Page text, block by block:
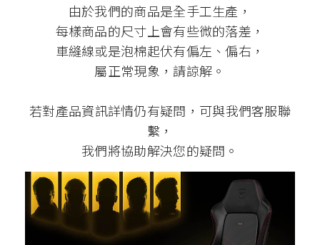
由於我們的商品是全手工生產，
每樣商品的尺寸上會有些微的落差，
車縫線或是泡棉起伏有偏左、偏右，
屬正常現象，請諒解。
若對產品資訊詳情仍有疑問，可與我們客服聯
繫，
我們將協助解決您的疑問。